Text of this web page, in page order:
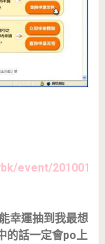
event/
幸運抽到我最想
的話一定會po上